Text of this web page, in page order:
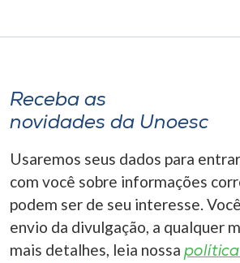
Receba as
novidades da Unoesc
Usaremos seus dados para
com você sobre informações
podem ser de seu interesse.
envio da divulgação, a qualquer
mais detalhes, leia nossa